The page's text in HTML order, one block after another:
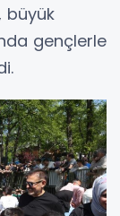
büyük
gençlerle